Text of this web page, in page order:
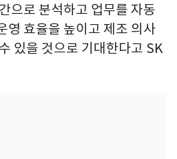
으로 분석하고 업무를 자동
영 효율을 높이고 제조 의사
있을 것으로 기대한다고 SK